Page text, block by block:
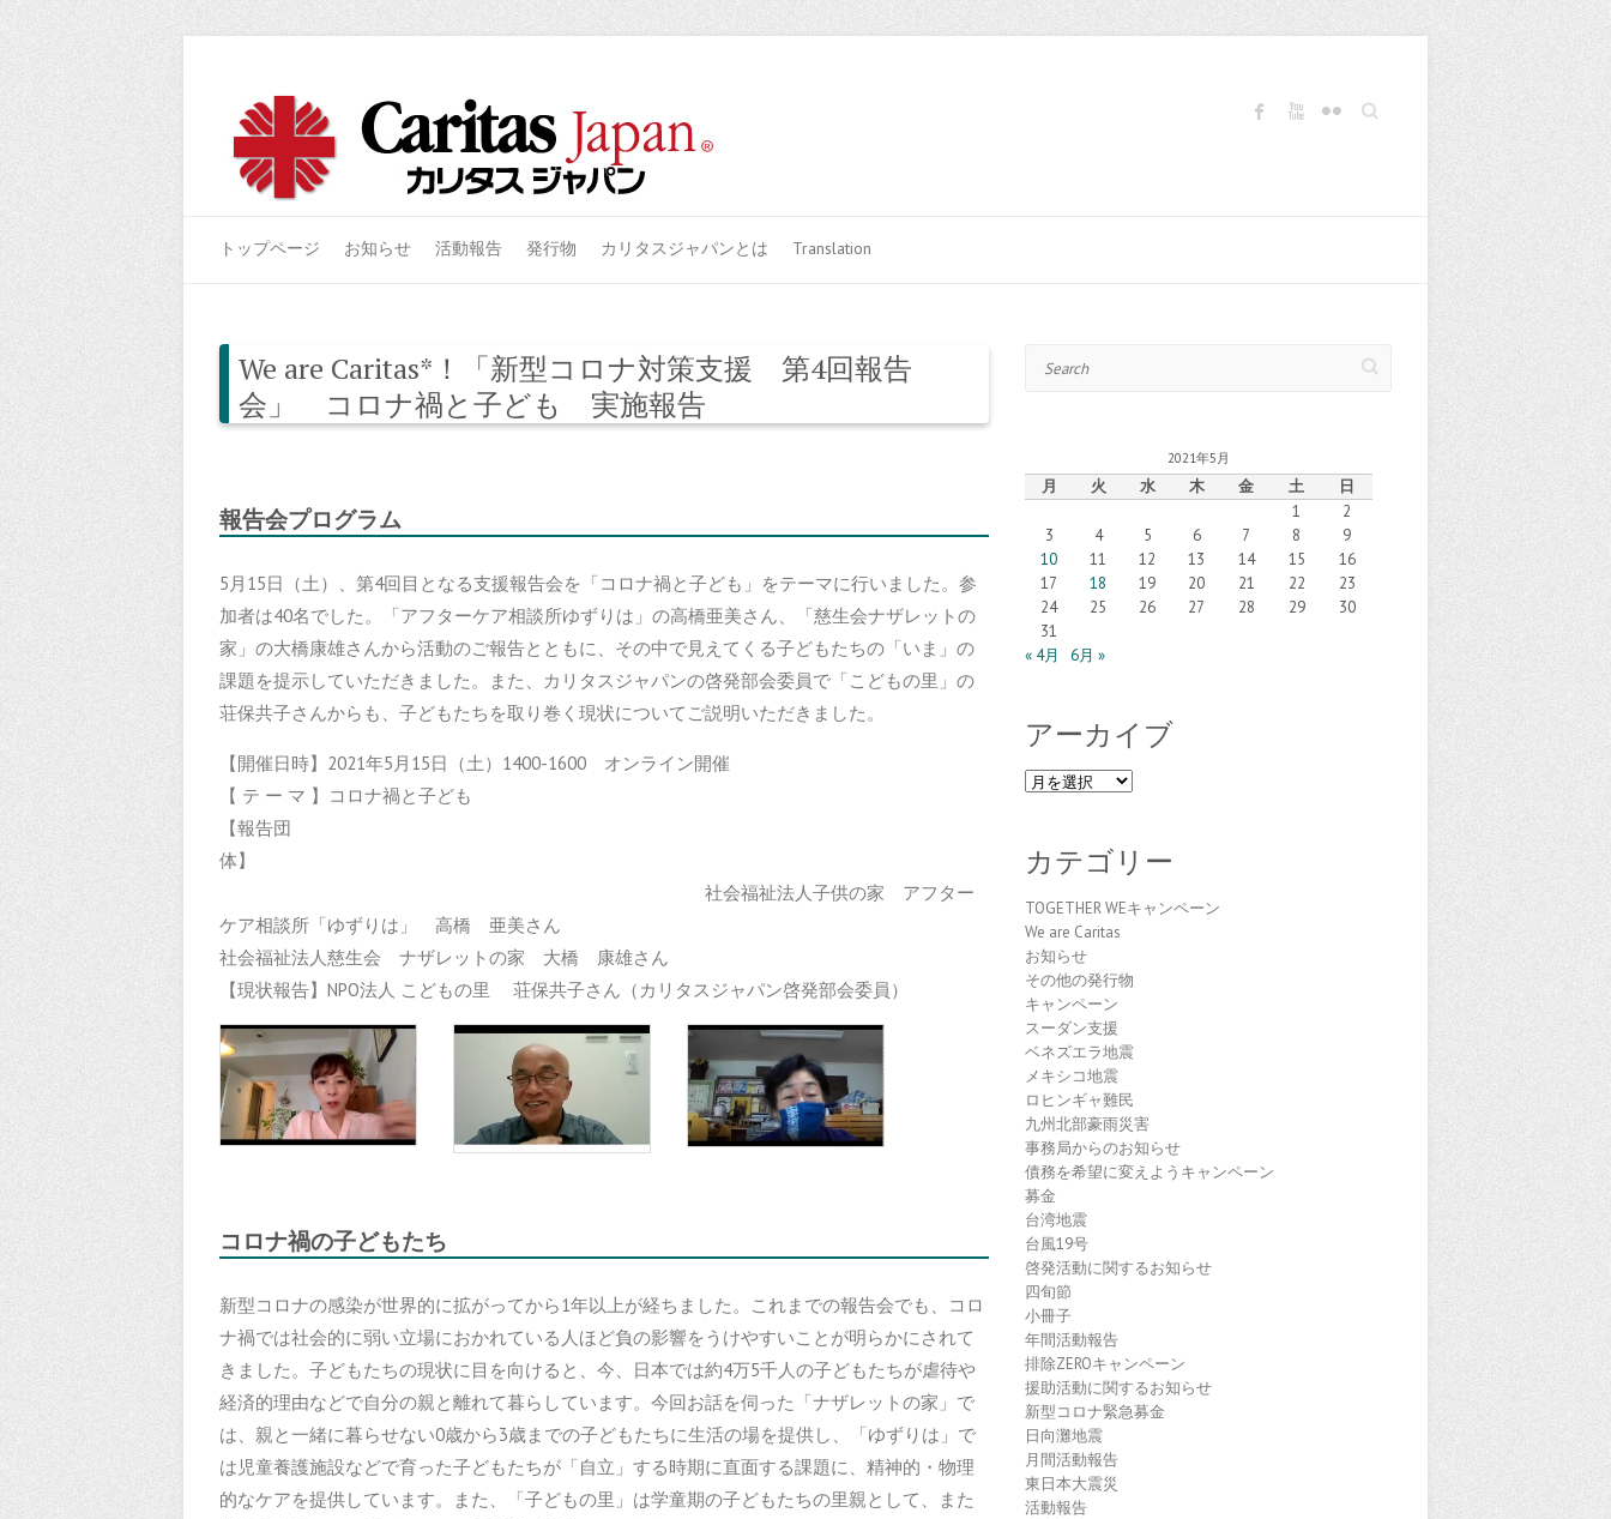
Search
トップページ お知らせ 活動報告 発行物 カリタスジャパンとは Translation
We are Caritas*！「新型コロナ対策支援 第4回報告
会」 コロナ禍と子ども 実施報告
報告会プログラム
5月15日（土）、第4回目となる支援報告会を「コロナ禍と子ども」をテーマに行いました。参
加者は40名でした。「アフターケア相談所ゆずりは」の高橋亜美さん、「慈生会ナザレットの
家」の大橋康雄さんから活動のご報告とともに、その中で見えてくる子どもたちの「いま」の
課題を提示していただきました。また、カリタスジャパンの啓発部会委員で「こどもの里」の
荘保共子さんからも、子どもたちを取り巻く現状についてご説明いただきました。
【開催日時】2021年5月15日（土）1400-1600 オンライン開催
【 テ ー マ 】コロナ禍と子ども
【報告団
体】
社会福祉法人子供の家 アフター
ケア相談所「ゆずりは」 高橋 亜美さん
社会福祉法人慈生会 ナザレットの家 大橋 康雄さん
【現状報告】NPO法人 こどもの里 荘保共子さん（カリタスジャパン啓発部会委員）
コロナ禍の子どもたち
新型コロナの感染が世界的に拡がってから1年以上が経ちました。これまでの報告会でも、コロ
ナ禍では社会的に弱い立場におかれている人ほど負の影響をうけやすいことが明らかにされて
きました。子どもたちの現状に目を向けると、今、日本では約4万5千人の子どもたちが虐待や
経済的理由などで自分の親と離れて暮らしています。今回お話を伺った「ナザレットの家」で
は、親と一緒に暮らせない0歳から3歳までの子どもたちに生活の場を提供し、「ゆずりは」で
は児童養護施設などで育った子どもたちが「自立」する時期に直面する課題に、精神的・物理
的なケアを提供しています。また、「子どもの里」は学童期の子どもたちの里親として、また
2021年5月
月 火 水 木 金 土
日
1
2
3
4 5 6 7 8
9
10
11 12 13 14 15
16
17
18 19 20 21 22
23
24
25 26 27 28 29
30
31
« 4月
6月 »
アーカイブ
ア
イ
ブ
カテゴリー
TOGETHER WEキャンペーン
We are Caritas
お知らせ
その他の発行物
キャンペーン
スーダン支援
ベネズエラ地震
メキシコ地震
ロヒンギャ難民
九州北部豪雨災害
事務局からのお知らせ
債務を希望に変えようキャンペーン
募金
台湾地震
台風19号
啓発活動に関するお知らせ
四旬節
小冊子
年間活動報告
排除ZEROキャンペーン
援助活動に関するお知らせ
新型コロナ緊急募金
日向灘地震
月間活動報告
東日本大震災
活動報告